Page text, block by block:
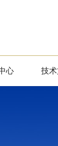
心 技